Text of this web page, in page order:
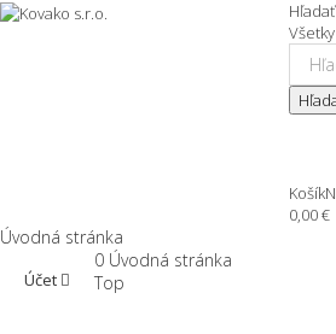
Hľadať
Košík
0,00 €
Úvodná stránka
Účet
0 Úvodná stránka
Top